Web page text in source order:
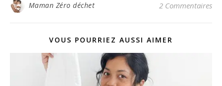
Maman Zéro déchet 2 Commentaires
VOUS POURRIEZ AUSSI AIMER